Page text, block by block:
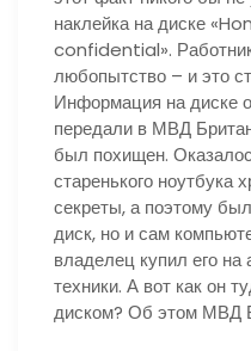
наклейка на диске
confidential».
любопытство – и это
Информация на диске
передали в МВД
был похищен.
старенького ноутбука
секреты, а поэтому
диск, но и сам
владелец купил его
техники. А вот как он
диском? Об этом МВД